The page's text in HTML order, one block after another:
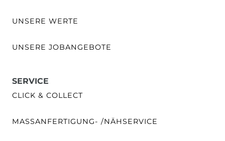
UNSERE WERTE
UNSERE JOBANGEBOTE
SERVICE
CLICK & COLLECT
MASSANFERTIGUNG- /NÄHSERVICE